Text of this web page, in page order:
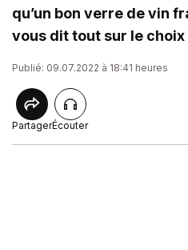
qu’un bon verre de vin
vous dit tout sur le choix
Publié: 09.07.2022 à 18:41 heures
PartagerÉcouter